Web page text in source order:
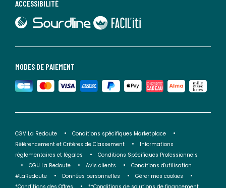
MODES DE PAIEMENT
ACCESSIBILITÉ
lien vers Sourdline
lien vers Faciliti
CGV La Redoute
Conditions spécifiques Marketplace
Référencement et Critères de Classement
Informations
réglementaires et légales
Conditions Spécifiques Professionnels
CGU La Redoute
Avis clients
Conditions d'utilisation
#LaRedoute
Données personnelles
Gérer mes cookies